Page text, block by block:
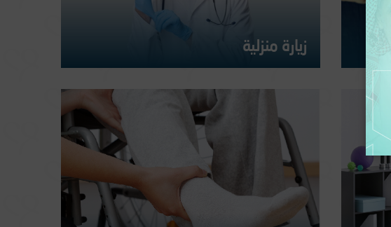
زيارة منزلية
يقدم فريقنا متعدد التخصصات مجموعة واسعة من الخدمات
ويوفر لكم العناية والراحة في البيت. خدماتنا زيارات الأطباء وما
بعدها من تقييم: استشارات الطبيب الحُقن وعلاج التغذية الوريدية
خدمات مخبرية متكاملة العلاج الطبيعي العلاج التنفسي العناية
بالجروح وتقرحات الفراش القسطرة البولية
المزيد